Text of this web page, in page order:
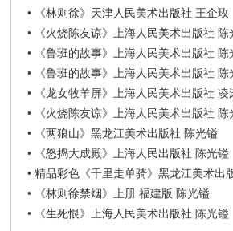
•
《林则徐》天津人民美术出版社 王企玫
•
《火烧陈友谅》上海人民美术出版社 陈
•
《鲁班的故事》上海人民美术出版社
•
《鲁班的故事》上海人民美术出版社
•
《龙女牧羊屏》上海人民美术出版社
•
《火烧陈友谅》上海人民美术出版社 陈
•
《两狼山》黑龙江美术出版社 陈光镒
•
《怒捣大成殿》上海人民出版社 陈光镒
•精品彩色《千里走单骑》黑龙江美术出
•
《林则徐禁烟》上册 福建版 陈光镒
•
《生死恨》上海人民美术出版社 陈光镒